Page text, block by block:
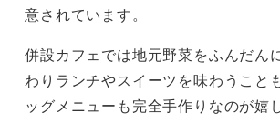
意されています。
併設カフェでは地元野菜をふんだん
わりランチやスイーツを味わうこと
ッグメニューも完全手作りなのが嬉